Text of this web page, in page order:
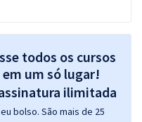
todos os cursos
um só lugar!
bolso. São mais de 25